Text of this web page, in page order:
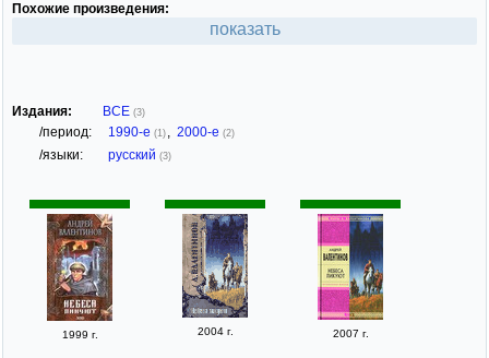
Похожие произведения:
показать
Издания: ВСЕ (3)
/период: 1990-е (1) , 2000-е (2)
/языки: русский (3)
1999 г. 2004 г. 2007 г.